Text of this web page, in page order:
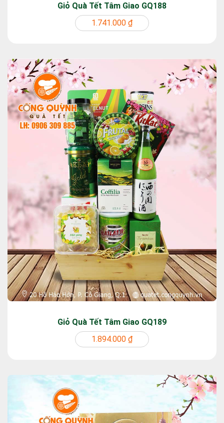
Giỏ Quà Tết Tâm Giao GQ188
1.741.000 ₫
Giỏ Quà Tết Tâm Giao GQ189
1.894.000 ₫